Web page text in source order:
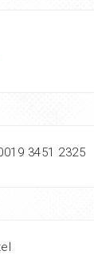
3451 2325